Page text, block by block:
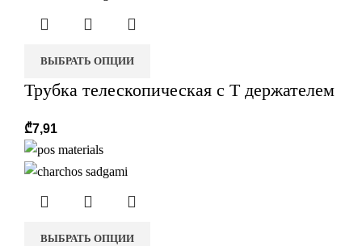
ВЫБРАТЬ ОПЦИИ
Трубка телескопическая с T держателем
₾7,91
ВЫБРАТЬ ОПЦИИ